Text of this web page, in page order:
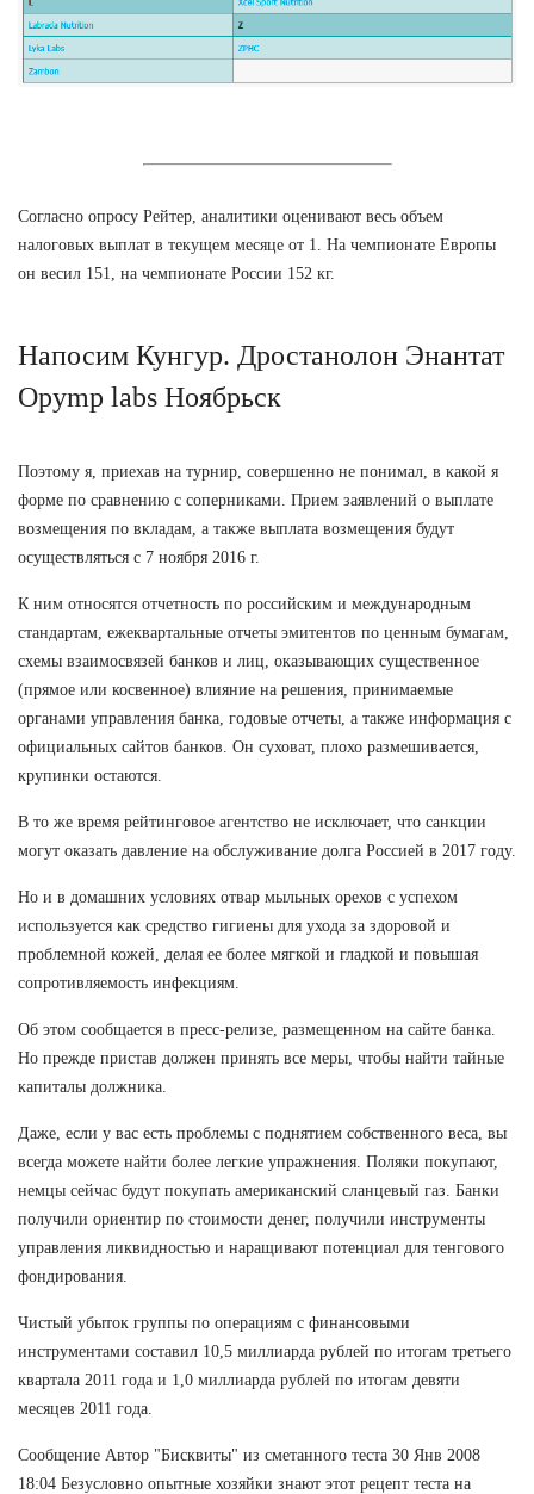
Согласно опросу Рейтер, аналитики оценивают весь объем
налоговых выплат в текущем месяце от 1. На чемпионате Европы
он весил 151, на чемпионате России 152 кг.
Напосим Кунгур. Дростанолон Энантат
Opymp labs Ноябрьск
Поэтому я, приехав на турнир, совершенно не понимал, в какой я
форме по сравнению с соперниками. Прием заявлений о выплате
возмещения по вкладам, а также выплата возмещения будут
осуществляться с 7 ноября 2016 г.
К ним относятся отчетность по российским и международным
стандартам, ежеквартальные отчеты эмитентов по ценным бумагам,
схемы взаимосвязей банков и лиц, оказывающих существенное
(прямое или косвенное) влияние на решения, принимаемые
органами управления банка, годовые отчеты, а также информация с
официальных сайтов банков. Он суховат, плохо размешивается,
крупинки остаются.
В то же время рейтинговое агентство не исключает, что санкции
могут оказать давление на обслуживание долга Россией в 2017 году.
Но и в домашних условиях отвар мыльных орехов с успехом
используется как средство гигиены для ухода за здоровой и
проблемной кожей, делая ее более мягкой и гладкой и повышая
сопротивляемость инфекциям.
Об этом сообщается в пресс-релизе, размещенном на сайте банка.
Но прежде пристав должен принять все меры, чтобы найти тайные
капиталы должника.
Даже, если у вас есть проблемы с поднятием собственного веса, вы
всегда можете найти более легкие упражнения. Поляки покупают,
немцы сейчас будут покупать американский сланцевый газ. Банки
получили ориентир по стоимости денег, получили инструменты
управления ликвидностью и наращивают потенциал для тенгового
фондирования.
Чистый убыток группы по операциям с финансовыми
инструментами составил 10,5 миллиарда рублей по итогам третьего
квартала 2011 года и 1,0 миллиарда рублей по итогам девяти
месяцев 2011 года.
Сообщение Автор "Бисквиты" из сметанного теста 30 Янв 2008
18:04 Безусловно опытные хозяйки знают этот рецепт теста на